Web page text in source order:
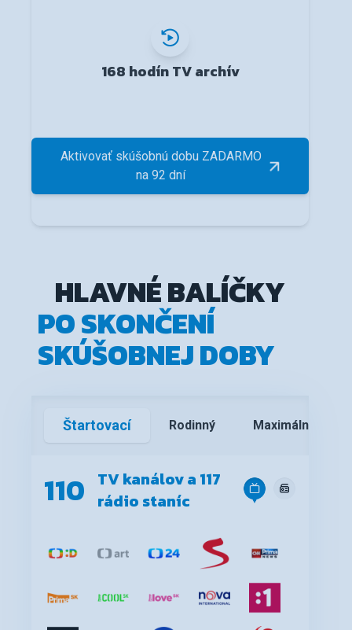
168 hodín TV archív
Aktivovať skúšobnú dobu ZADARMO
na 92 dní
HLAVNÉ BALÍČKY
PO SKONČENÍ
SKÚŠOBNEJ DOBY
Štartovací Rodinný Maximálny
110 TV kanálov a 117
rádio staníc